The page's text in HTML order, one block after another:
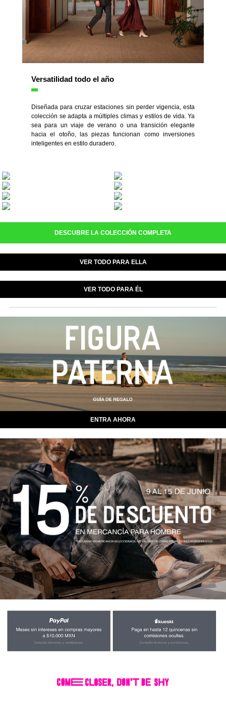
Versatilidad todo el año
Diseñada para cruzar estaciones sin perder vigencia, esta
colección se adapta a múltiples climas y estilos de vida. Ya
sea para un viaje de verano o una transición elegante
hacia el otoño, las piezas funcionan como inversiones
inteligentes en estilo duradero.
DESCUBRE LA COLECCIÓN COMPLETA
VER TODO PARA ELLA
VER TODO PARA ÉL
ENTRA AHORA